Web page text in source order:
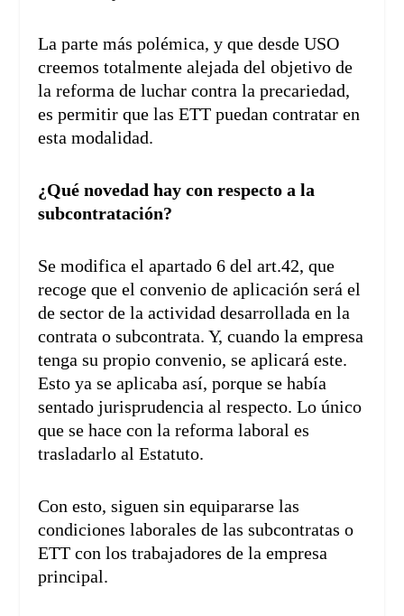
La parte más polémica, y que desde USO
creemos totalmente alejada del objetivo de
la reforma de luchar contra la precariedad,
es permitir que las ETT puedan contratar en
esta modalidad.
¿Qué novedad hay con respecto a la
subcontratación?
Se modifica el apartado 6 del art.42, que
recoge que el convenio de aplicación será el
de sector de la actividad desarrollada en la
contrata o subcontrata. Y, cuando la empresa
tenga su propio convenio, se aplicará este.
Esto ya se aplicaba así, porque se había
sentado jurisprudencia al respecto. Lo único
que se hace con la reforma laboral es
trasladarlo al Estatuto.
Con esto, siguen sin equipararse las
condiciones laborales de las subcontratas o
ETT con los trabajadores de la empresa
principal.